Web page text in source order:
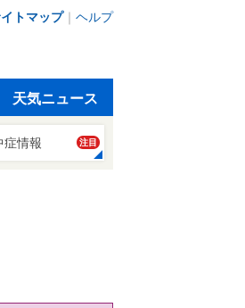
トマップ｜ ヘルプ
天気ニュース
症情報 注目